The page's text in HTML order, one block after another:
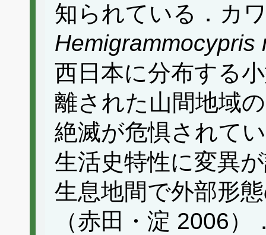
知られている．カ
Hemigrammocypris
西日本に分布する
離された山間地域
絶滅が危惧されて
生活史特性に変異
生息地間で外部形
（赤田・淀 2006